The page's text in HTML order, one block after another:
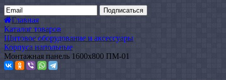
Подписаться
Главная
Каталог товаров
Щитовое оборудование и аксессуары
Корпуса напольные
Монтажная панель 1600x800 ПМ-01